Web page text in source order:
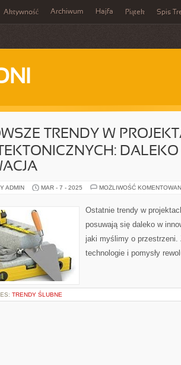
Aktywność Archiwum Hajfa Piątek Spis
TRENDY W
ADMIN MAR - 7 - 2025 MOŻLIWOŚĆ
Ostatnie trendy w
posuwają się daleko w
jaki myślimy o przestrzeni.
technologie i pomysły
TRENDY ŚLUBNE